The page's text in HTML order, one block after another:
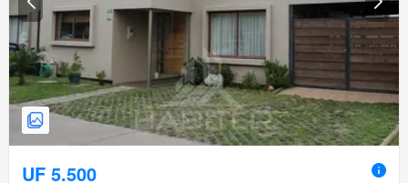
UF 5.500